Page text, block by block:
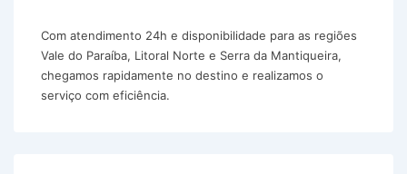
Com atendimento 24h e disponibilidade para as regiões
Vale do Paraíba, Litoral Norte e Serra da Mantiqueira,
chegamos rapidamente no destino e realizamos o
serviço com eficiência.